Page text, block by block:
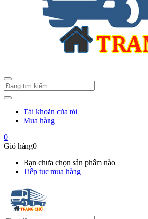
Tài khoản của tôi
Mua hàng
0
Giỏ hàng0
Bạn chưa chọn sản phẩm nào
Tiếp tục mua hàng